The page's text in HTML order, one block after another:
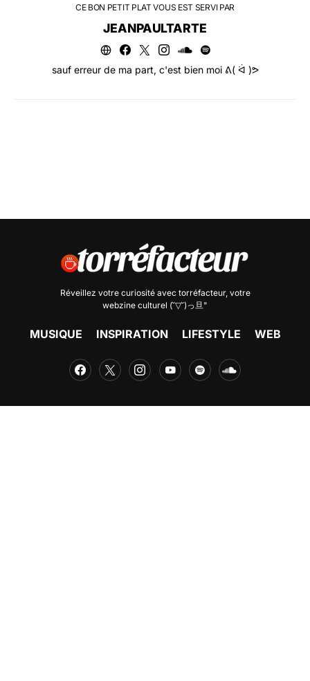
CE BON PETIT PLAT VOUS EST SERVI PAR
JEANPAULTARTE
sauf erreur de ma part, c'est bien moi ᕕ( ᐛ )ᕗ
Réveillez votre curiosité avec torréfacteur, votre
webzine culturel (˘▽˘)っ旦"
MUSIQUE INSPIRATION LIFESTYLE WEB